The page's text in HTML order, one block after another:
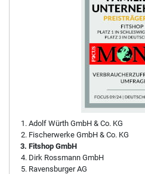
Adolf Würth GmbH & Co. KG
Fischerwerke GmbH & Co. KG
Fitshop GmbH
Dirk Rossmann GmbH
Ravensburger AG